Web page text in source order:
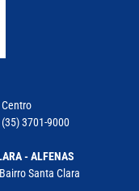
3701-9000
- ALFENAS
Santa Clara